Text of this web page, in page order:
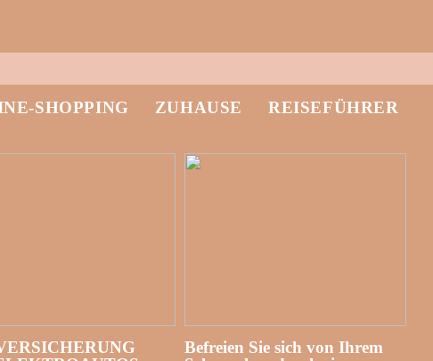
SHOPPING ZUHAUSE REISEFÜHRER
Befreien Sie sich von Ihrem